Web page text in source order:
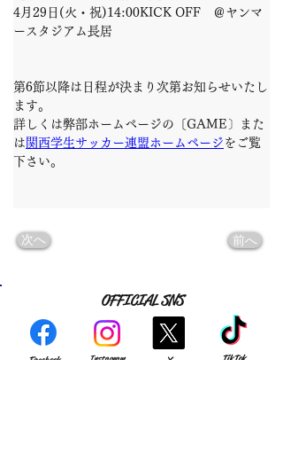
4月29日(火・祝)14:00KICK OFF　＠ヤンマ
ースタジアム長居
第6節以降は日程が決まり次第お知らせいたし
ます。
詳しくは弊部ホームページの〔GAME〕また
は 関西学生サッカー連盟ホームページ をご覧
下さい。
次へ 前へ
OFFICIAL SNS
Facebook Instagram X TikTok